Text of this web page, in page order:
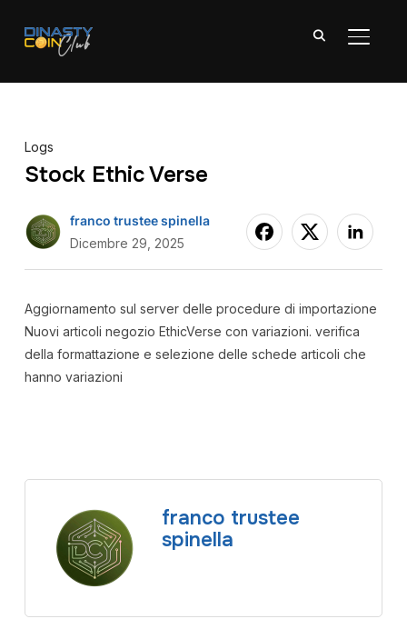
APRI/
Logs
Stock Ethic Verse
franco trustee spinella
Dicembre 29, 2025
Aggiornamento sul server delle procedure di importazione
Nuovi articoli negozio EthicVerse con variazioni. verifica
della formattazione e selezione delle schede articoli che
hanno variazioni
franco trustee
spinella